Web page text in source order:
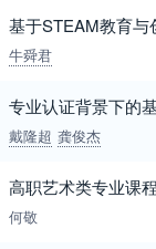
基于STEAM教育
牛舜君
专业认证背景下的
戴隆超 龚俊杰
高职艺术类专业课
何敬